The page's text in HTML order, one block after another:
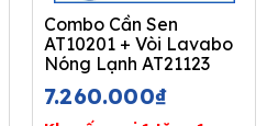
Combo Cần Sen
AT10201 + Vòi Lavabo
Nóng Lạnh AT21123
7.260.000₫